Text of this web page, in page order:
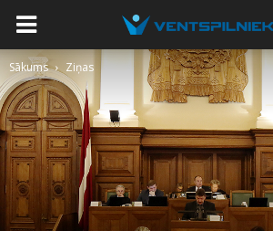
Sākums Ziņas